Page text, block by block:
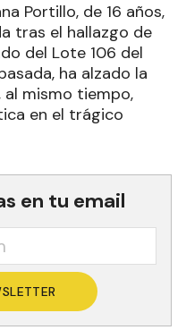
Portillo, de 16 años,
tras el hallazgo de
del Lote 106 del
ha alzado la
mismo tiempo,
en el trágico
en tu email